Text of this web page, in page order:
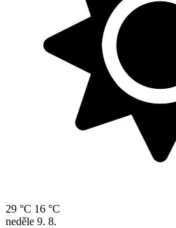
29 °C 16 °C
neděle 9. 8.